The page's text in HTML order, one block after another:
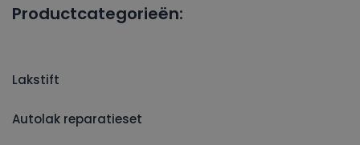
Productcategorieën:
Lakstift
Autolak reparatieset